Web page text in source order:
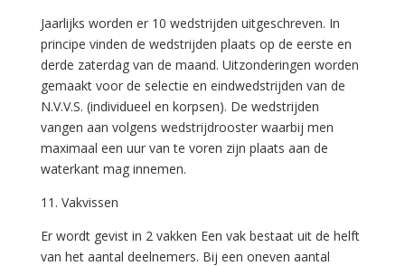
Jaarlijks worden er 10 wedstrijden uitgeschreven. In
principe vinden de wedstrijden plaats op de eerste en
derde zaterdag van de maand. Uitzonderingen worden
gemaakt voor de selectie en eindwedstrijden van de
N.V.V.S. (individueel en korpsen). De wedstrijden
vangen aan volgens wedstrijdrooster waarbij men
maximaal een uur van te voren zijn plaats aan de
waterkant mag innemen.
11. Vakvissen
Er wordt gevist in 2 vakken Een vak bestaat uit de helft
van het aantal deelnemers. Bij een oneven aantal